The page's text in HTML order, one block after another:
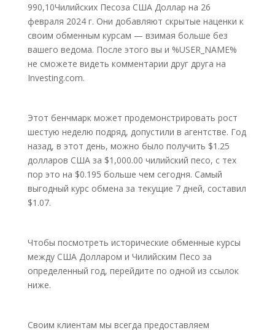
990,10Чилийских Песоза США Доллар на 26
февраля 2024 г. Они добавляют скрытые наценки к
своим обменным курсам — взимая больше без
вашего ведома. После этого вы и %USER_NAME%
не сможете видеть комментарии друг друга на
Investing.com.
Этот бенчмарк может продемонстрировать рост
шестую неделю подряд, допустили в агентстве. Год
назад, в этот день, можно было получить $1.25
долларов США за $1,000.00 чилийский песо, с тех
пор это на $0.195 больше чем сегодня. Самый
выгодный курс обмена за текущие 7 дней, составил
$1.07.
Чтобы посмотреть исторические обменные курсы
между США Долларом и Чилийским Песо за
определенный год, перейдите по одной из ссылок
ниже.
Своим клиентам мы всегда предоставляем